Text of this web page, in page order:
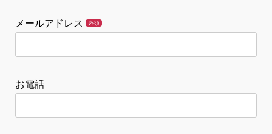
メールアドレス 必須
お電話